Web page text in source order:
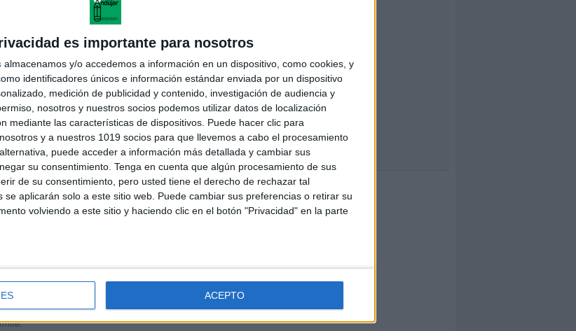
es importante para nosotros
almacenamos y/o accedemos a información en un dispositivo, como cookies, y
identificadores únicos e información estándar enviada por un dispositivo
medición de publicidad y contenido, investigación de audiencia y
nosotros y nuestros socios podemos utilizar datos de localización
mediante las características de dispositivos. Puede hacer clic para
y a nuestros 1019 socios para que llevemos a cabo el procesamiento
puede acceder a información más detallada y cambiar sus
su consentimiento. Tenga en cuenta que algún procesamiento de sus
de su consentimiento, pero usted tiene el derecho de rechazar tal
se aplicarán solo a este sitio web. Puede cambiar sus preferencias o retirar su
volviendo a este sitio y haciendo clic en el botón "Privacidad" en la parte
ACEPTO
apuesta personal de dos profesores Ginés y
de los contenidos que encontramos
parte del tiempo, que sus tareas como docentes, y